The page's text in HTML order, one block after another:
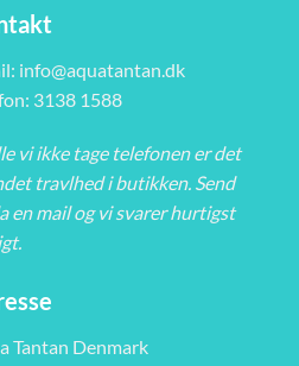
info@aquatantan.dk
3138 1588
vi ikke tage telefonen er det
travlhed i butikken. Send
en mail og vi svarer hurtigst
Tantan Denmark